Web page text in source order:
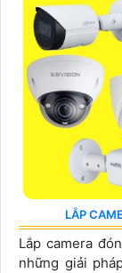
LẮP
Lắp camera
những giải